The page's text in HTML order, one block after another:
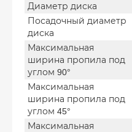
Диаметр диска
Посадочный диаметр
диска
Максимальная
ширина пропила под
углом 90°
Максимальная
ширина пропила под
углом 45°
Максимальная